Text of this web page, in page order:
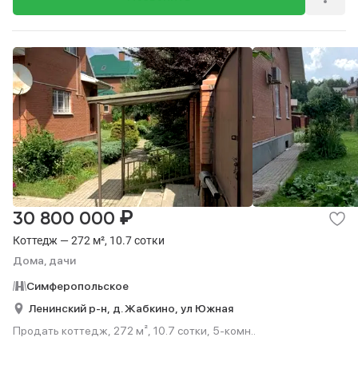
Коттедж — 272 м², 10.7 сотки
Дома, дачи
30 800 000 ₽
Симферопольское
Ленинский р-н, д. Жабкино, ул Южная
Продать коттедж, 272 м², 10.7 сотки, 5-комн..